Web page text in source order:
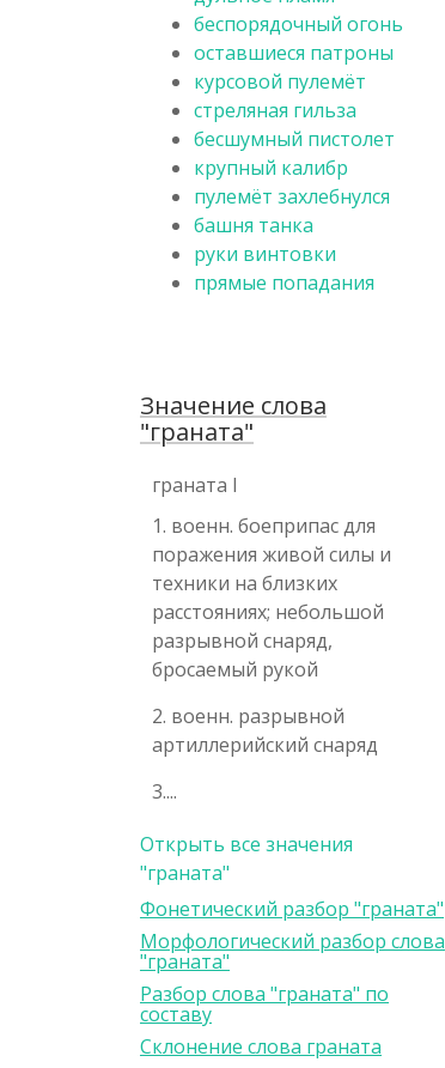
беспорядочный огонь
оставшиеся патроны
курсовой пулемёт
стреляная гильза
бесшумный пистолет
крупный калибр
пулемёт захлебнулся
башня танка
руки винтовки
прямые попадания
Значение слова
"граната"
граната I
1. военн. боеприпас для
поражения живой силы и
техники на близких
расстояниях; небольшой
разрывной снаряд,
бросаемый рукой
2. военн. разрывной
артиллерийский снаряд
3....
Открыть все значения
"граната"
Фонетический разбор "граната"
Морфологический разбор слова
"граната"
Разбор слова "граната" по
составу
Склонение слова граната